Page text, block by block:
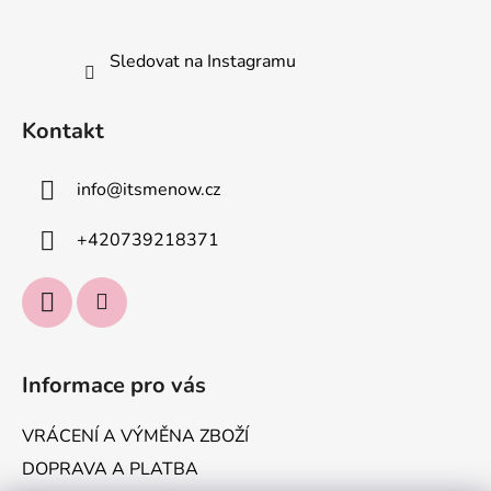
Sledovat na Instagramu
Kontakt
info@itsmenow.cz
+420739218371
Informace pro vás
VRÁCENÍ A VÝMĚNA ZBOŽÍ
DOPRAVA A PLATBA